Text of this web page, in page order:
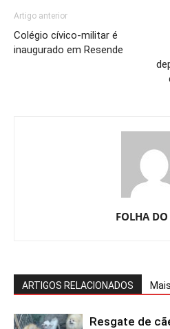
Artigo anterior
Colégio cívico-militar é
inaugurado em Resende
FOLHA
ARTIGOS RELACIONADOS
Resgate de